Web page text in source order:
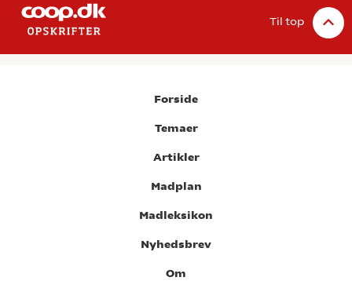
Til top
Forside
Temaer
Artikler
Madplan
Madleksikon
Nyhedsbrev
Om